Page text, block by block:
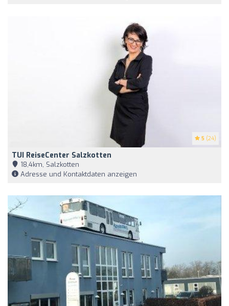
5 (24)
TUI ReiseCenter Salzkotten
18,4km, Salzkotten
Adresse und Kontaktdaten anzeigen